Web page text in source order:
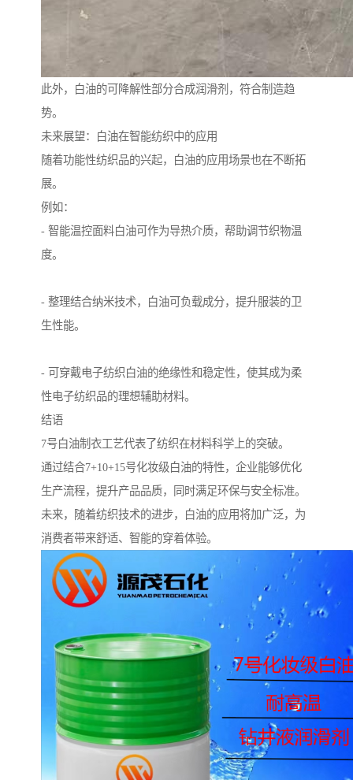
此外，白油的可降解性部分合成润滑剂，符合制造趋
势。
未来展望：白油在智能纺织中的应用
随着功能性纺织品的兴起，白油的应用场景也在不断拓
展。
例如：
- 智能温控面料白油可作为导热介质，帮助调节织物温
度。
- 整理结合纳米技术，白油可负载成分，提升服装的卫
生性能。
- 可穿戴电子纺织白油的绝缘性和稳定性，使其成为柔
性电子纺织品的理想辅助材料。
结语
7号白油制衣工艺代表了纺织在材料科学上的突破。
通过结合7+10+15号化妆级白油的特性，企业能够优化
生产流程，提升产品品质，同时满足环保与安全标准。
未来，随着纺织技术的进步，白油的应用将加广泛，为
消费者带来舒适、智能的穿着体验。